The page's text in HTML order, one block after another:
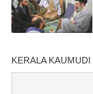
KERALA KAUMUDI